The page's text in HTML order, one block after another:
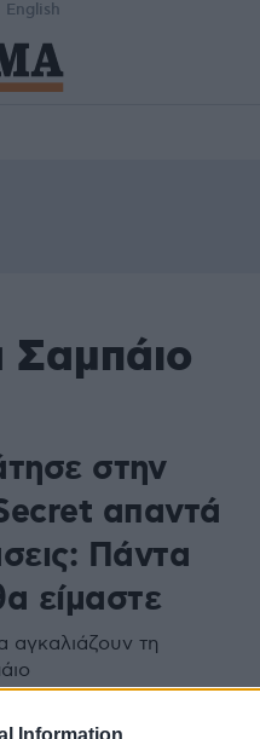
Information
English
στην
απαντά
Πάντα
είμαστε
αγκαλιάζουν τη